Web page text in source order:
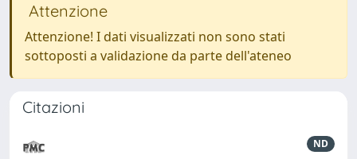
Attenzione
Attenzione! I dati visualizzati non sono stati
sottoposti a validazione da parte dell'ateneo
Citazioni
ND